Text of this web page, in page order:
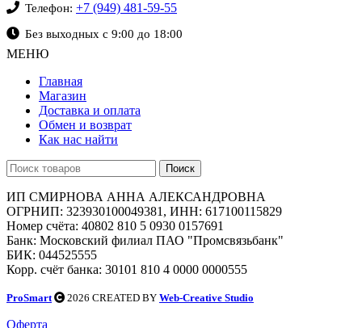
Телефон: +7 (949) 481-59-55
Без выходных с 9:00 до 18:00
МЕНЮ
Главная
Магазин
Доставка и оплата
Обмен и возврат
Как нас найти
Поиск
ИП СМИРНОВА АННА АЛЕКСАНДРОВНА
ОГРНИП: 323930100049381, ИНН: 617100115829
Номер счёта: 40802 810 5 0930 0157691
Банк: Московский филиал ПАО "Промсвязьбанк"
БИК: 044525555
Корр. счёт банка: 30101 810 4 0000 0000555
ProSmart 2026 CREATED BY Web-Creative Studio
Оферта